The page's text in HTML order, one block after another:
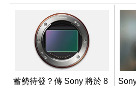
蓄勢待發？傳 Sony 將於 8